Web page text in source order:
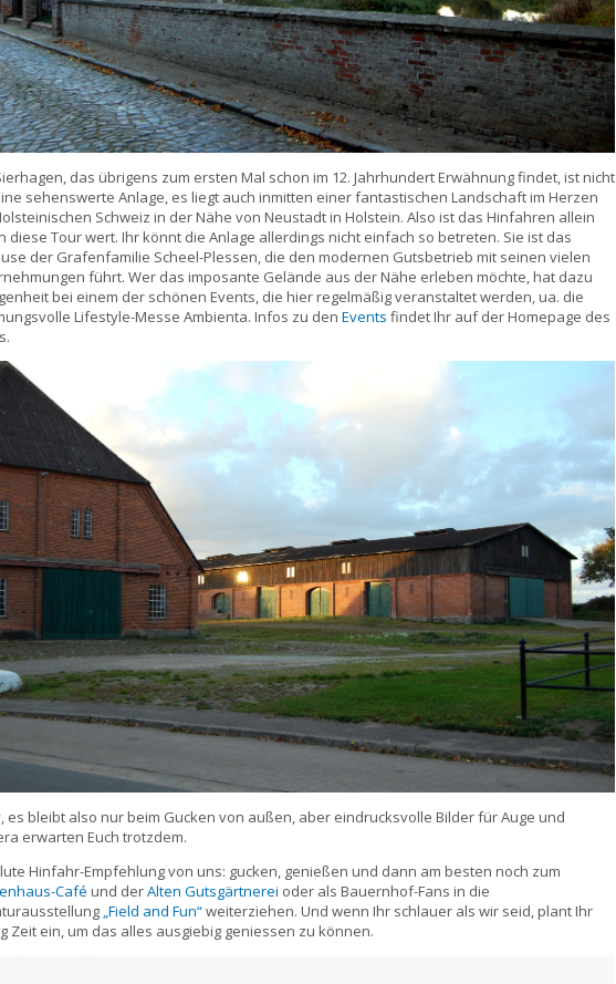
das übrigens zum ersten Mal schon im 12. Jahrhundert Erwähnung findet, ist nicht
sehenswerte Anlage, es liegt auch inmitten einer fantastischen Landschaft im Herzen
Schweiz in der Nähe von Neustadt in Holstein. Also ist das Hinfahren allein
diese Tour wert. Ihr könnt die Anlage allerdings nicht einfach so betreten. Sie ist das
der Grafenfamilie Scheel-Plessen, die den modernen Gutsbetrieb mit seinen vielen
führt. Wer das imposante Gelände aus der Nähe erleben möchte, hat dazu
bei einem der schönen Events, die hier regelmäßig veranstaltet werden, ua. die
Lifestyle-Messe Ambienta. Infos zu denEvents findet Ihr auf der Homepage des
es bleibt also nur beim Gucken von außen, aber eindrucksvolle Bilder für Auge und
erwarten Euch trotzdem.
Hinfahr-Empfehlung von uns: gucken, genießen und dann am besten noch zum
Café und derAlten Gutsgärtnerei oder als Bauernhof-Fans in die
„Field and Fun“weiterziehen. Und wenn Ihr schlauer als wir seid, plant Ihr
Zeit ein, um das alles ausgiebig geniessen zu können.